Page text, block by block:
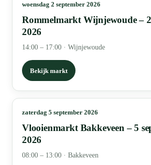
woensdag 2 september 2026
Rommelmarkt Wijnjewoude –
2026
14:00 – 17:00 · Wijnjewoude
Bekijk markt
zaterdag 5 september 2026
Vlooienmarkt Bakkeveen – 5
2026
08:00 – 13:00 · Bakkeveen